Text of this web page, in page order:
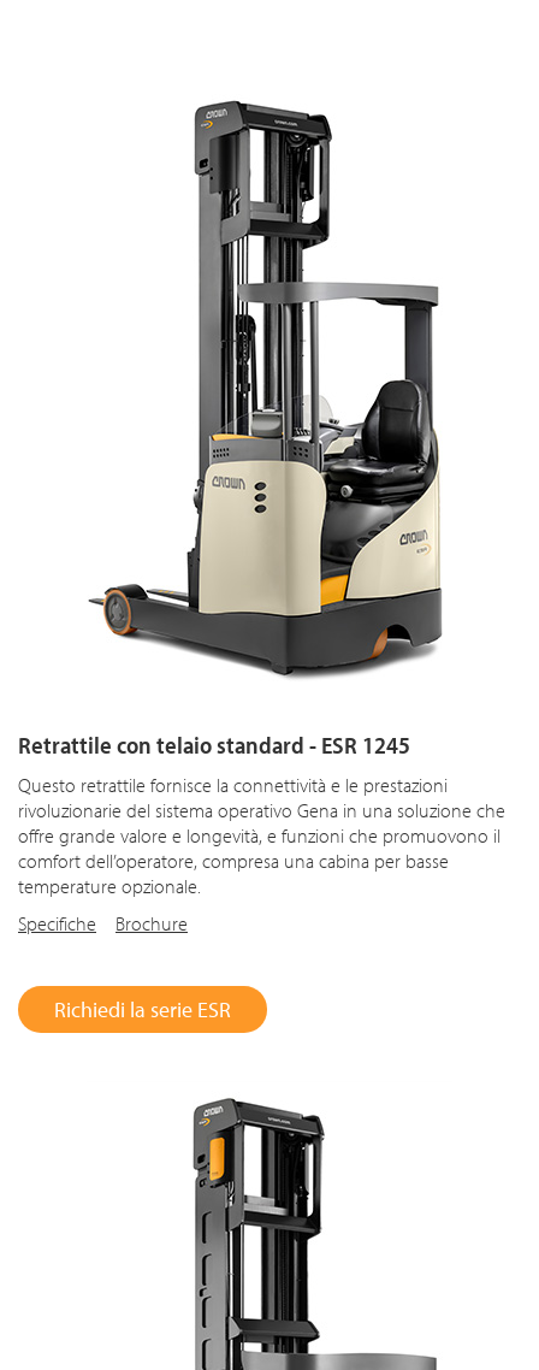
Retrattile con telaio standard - ESR 1245
Questo retrattile fornisce la connettività e le prestazioni
rivoluzionarie del sistema operativo Gena in una soluzione che
offre grande valore e longevità, e funzioni che promuovono il
comfort dell’operatore, compresa una cabina per basse
temperature opzionale.
Specifiche
Brochure
Richiedi la serie ESR